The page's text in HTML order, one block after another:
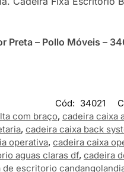
Preta – Pollo Móveis –
Cód: 34021
com braço, cadeira caixa
, cadeira caixa back
operativa, cadeira caixa
aguas claras df, cadeira
de escritorio